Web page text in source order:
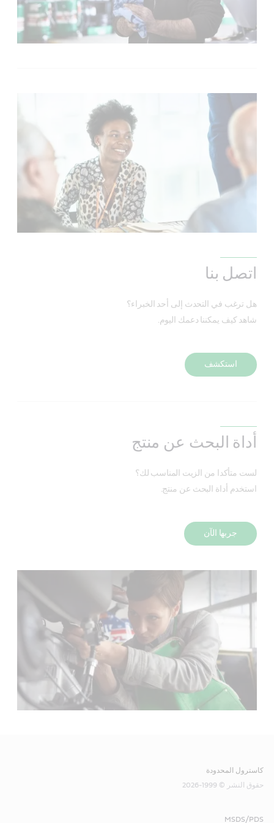
اتصل بنا
هل ترغب في التحدث إلى أحد الخبراء؟
شاهد كيف يمكننا دعمك اليوم.
استكشف
أداة البحث عن منتج
لست متأكدا من الزيت المناسب لك؟
استخدم أداة البحث عن منتج.
جربها الآن
كاسترول المحدودة
حقوق النشر © 1999-2026
MSDS/PDS